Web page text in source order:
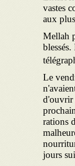
vastes
aux
Mellah
Le
d'ouvrir
rations
jours